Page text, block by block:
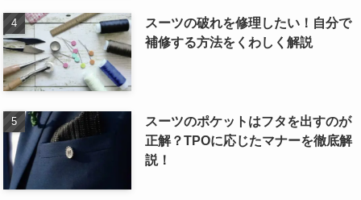
スーツの破れを修理したい！自分で
補修する方法をくわしく解説
スーツのポケットはフタを出すのが
正解？TPOに応じたマナーを徹底解
説！